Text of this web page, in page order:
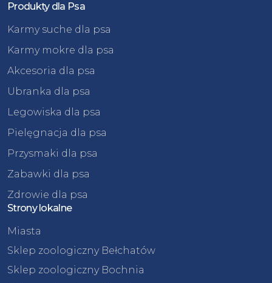
Produkty dla Psa
Karmy suche dla psa
Karmy mokre dla psa
Akcesoria dla psa
Ubranka dla psa
Legowiska dla psa
Pielęgnacja dla psa
Przysmaki dla psa
Zabawki dla psa
Zdrowie dla psa
Strony lokalne
Miasta
Sklep zoologiczny Bełchatów
Sklep zoologiczny Bochnia